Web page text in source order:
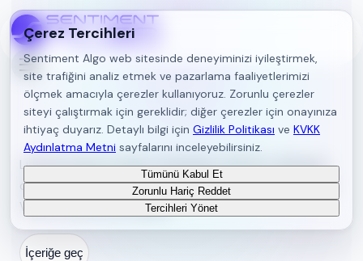
SPL Akademi
Lisansınıza göre dersleri tamamlayın; PDF’lere tıklayarak,
deneme ve ders sınavlarını bitirerek ilerlemeniz kaydedilir.
Veriler tarayıcınızda saklanır.
İçeriğe geç
Çerez Tercihleri
Sentiment Algo web sitesinde deneyiminizi iyileştirmek,
site trafiğini analiz etmek ve pazarlama faaliyetlerimizi
ölçmek amacıyla çerezler kullanıyoruz. Zorunlu çerezler
siteyi çalıştırmak için gereklidir; diğer çerezler için onayınıza
ihtiyaç duyarız. Detaylı bilgi için Gizlilik Politikası ve KVKK
Aydınlatma Metni sayfalarını inceleyebilirsiniz.
Tümünü Kabul Et
Zorunlu Hariç Reddet
Tercihleri Yönet